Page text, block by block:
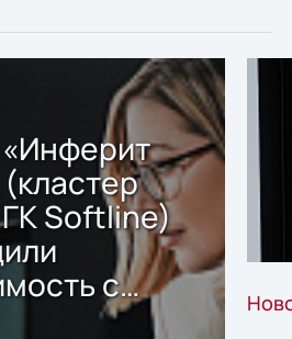
Softline)
с
Sharx